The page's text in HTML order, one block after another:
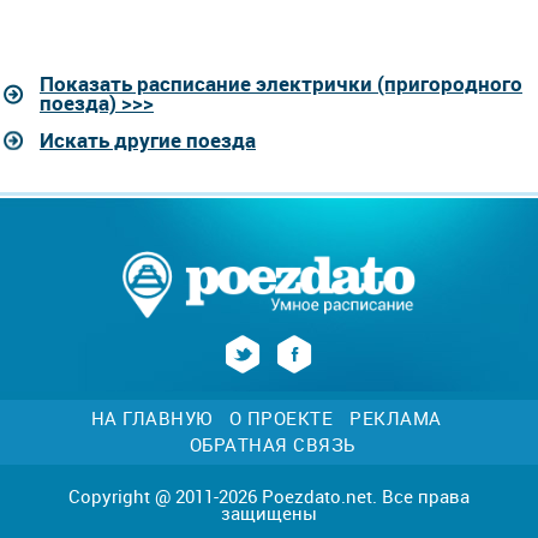
Показать расписание электрички (пригородного
поезда) >>>
Искать другие поезда
НА ГЛАВНУЮ О ПРОЕКТЕ
РЕКЛАМА
ОБРАТНАЯ СВЯЗЬ
Copyright @ 2011-2026 Poezdato.net. Все права
защищены